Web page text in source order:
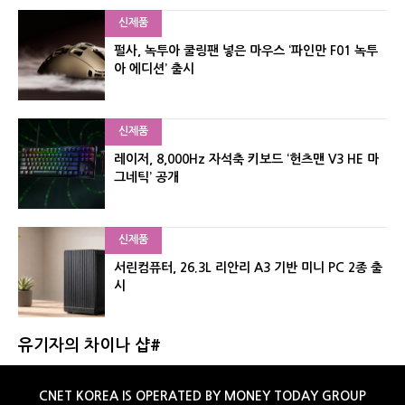
신제품
펄사, 녹투아 쿨링팬 넣은 마우스 ‘파인만 F01 녹투
아 에디션’ 출시
신제품
레이저, 8,000Hz 자석축 키보드 ‘헌츠맨 V3 HE 마
그네틱’ 공개
신제품
서린컴퓨터, 26.3L 리안리 A3 기반 미니 PC 2종 출
시
유기자의 차이나 샵#
CNET KOREA IS OPERATED BY MONEY TODAY GROUP